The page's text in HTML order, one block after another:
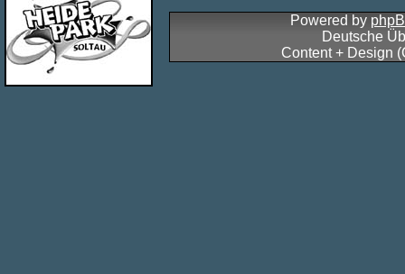
Powered by
Deutsche
Content + Design